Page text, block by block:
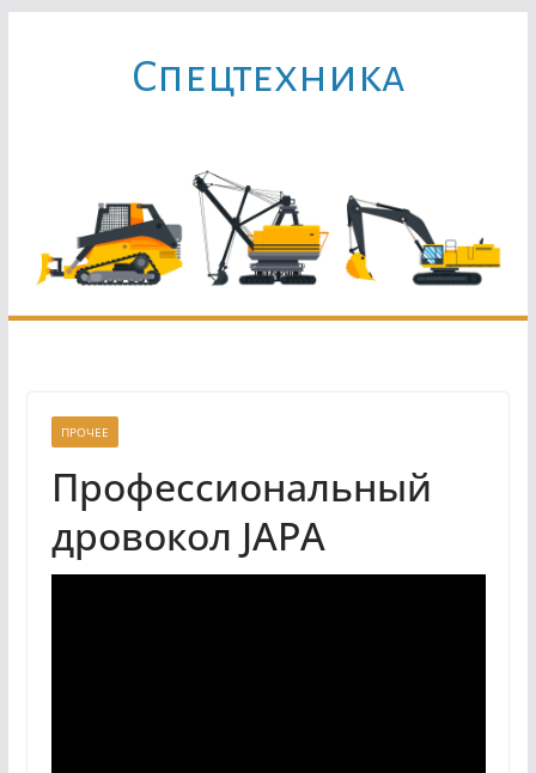
содержимомуCпецтехника
ПРОЧЕЕ
Профессиональный
дровокол JAPA